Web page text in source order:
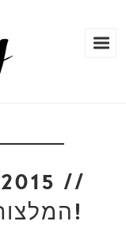
//
המלצות לקניות ווישליסט!